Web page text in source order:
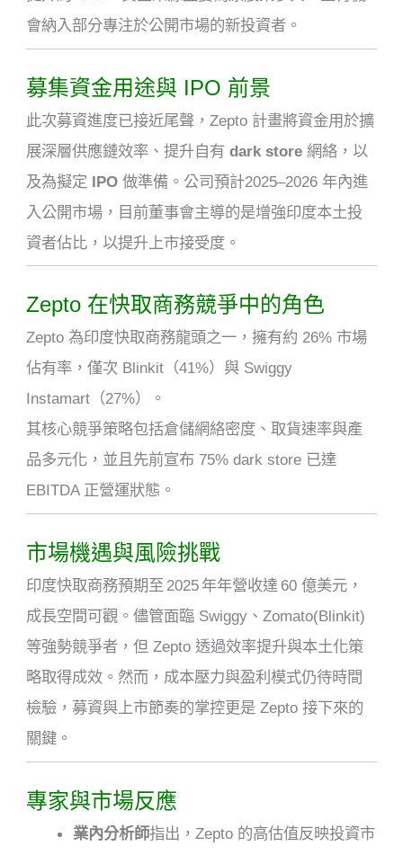
會納入部分專注於公開市場的新投資者。
募集資金用途與 IPO 前景
此次募資進度已接近尾聲，Zepto 計畫將資金用於擴
展深層供應鏈效率、提升自有dark store 網絡，以
及為擬定 IPO 做準備 。 公司預計2025–2026 年內進
入公開市場，目前董事會主導的是增強印度本土投
資者佔比，以提升上市接受度 。
Zepto 在快取商務競爭中的角色
Zepto 為印度快取商務龍頭之一，擁有約 26% 市場
佔有率，僅次 Blinkit（41%）與 Swiggy
Instamart（27%）
。
其核心競爭策略包括倉儲網絡密度、取貨速率與產
品多元化，並且先前宣布 75% dark store 已達
EBITDA 正營運狀態 。
市場機遇與風險挑戰
印度快取商務預期至 2025 年年營收達 60 億美元，
成長空間可觀。儘管面臨 Swiggy、Zomato(Blinkit)
等強勢競爭者，但 Zepto 透過效率提升與本土化策
略取得成效 。 然而，成本壓力與盈利模式仍待時間
檢驗，募資與上市節奏的掌控更是 Zepto 接下來的
關鍵。
專家與市場反應
業內分析師指出，Zepto 的高估值反映投資市